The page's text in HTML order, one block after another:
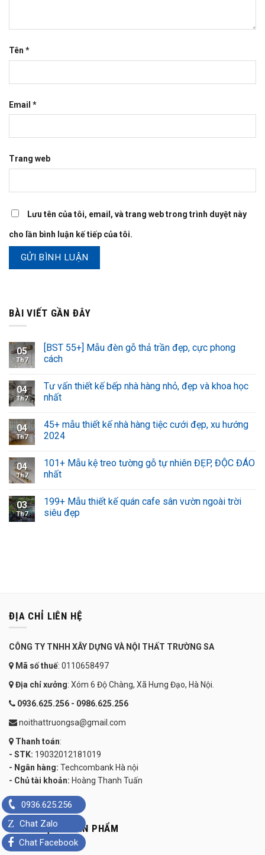
Tên *
Email *
Trang web
Lưu tên của tôi, email, và trang web trong trình duyệt này
cho lần bình luận kế tiếp của tôi.
BÀI VIẾT GẦN ĐÂY
05
Th7
[BST 55+] Mẫu đèn gỗ thả trần đẹp, cực phong
cách
04
Th7
Tư vấn thiết kế bếp nhà hàng nhỏ, đẹp và khoa học
nhất
04
Th7
45+ mẫu thiết kế nhà hàng tiệc cưới đẹp, xu hướng
2024
04
Th7
101+ Mẫu kệ treo tường gỗ tự nhiên ĐẸP, ĐỘC ĐÁO
nhất
03
Th7
199+ Mẫu thiết kế quán cafe sân vườn ngoài trời
siêu đẹp
0936.625.256
Z Chat Zalo
Chat Facebook
ĐỊA CHỈ LIÊN HỆ
CÔNG TY TNHH XÂY DỰNG VÀ NỘI THẤT TRƯỜNG SA
Mã số thuế: 0110658497
Địa chỉ xưởng: Xóm 6 Độ Chàng, Xã Hưng Đạo, Hà Nội.
0936.625.256 - 0986.625.256
noithattruongsa@gmail.com
Thanh toán:
- STK: 19032012181019
- Ngân hàng: Techcombank Hà nội
- Chủ tài khoản: Hoàng Thanh Tuấn
KU
DANH MỤC – SẢN PHẨM